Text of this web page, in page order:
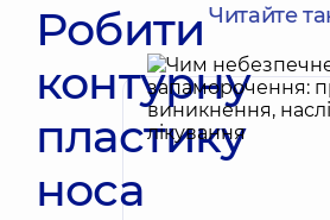
Робити
контурну
пластику
носа
Читайте